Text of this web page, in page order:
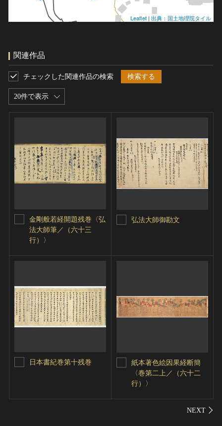
Leaflet | 出典：国土地理院タイル
関連作品
20件で表示
チェックした関連作品の検索 検索する
金剛般若経開題残巻〈弘
法大師筆／（六十三
行）〉
弘法大師御勘文
日本書紀巻第十残巻
紙本著色絵因果経断簡
〈巻第二上／（六十二
行）〉
シェ